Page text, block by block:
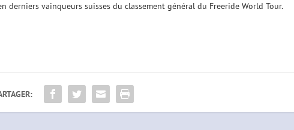
derniers vainqueurs suisses du classement général du Freeride World Tour.